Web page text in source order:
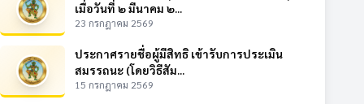
เมื่อวันที่ ๒ มีนาคม ๒...
23 กรกฎาคม 2569
ประกาศรายชื่อผู้มีสิทธิ เข้ารับการประเมิน
สมรรถนะ (โดยวิธีสัม...
15 กรกฎาคม 2569